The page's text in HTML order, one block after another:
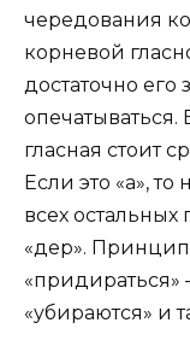
чередования
корневой
достаточно его
опечатываться.
гласная стоит
Если это «а»,
всех
«дер».
«придираться»
«убираются» и